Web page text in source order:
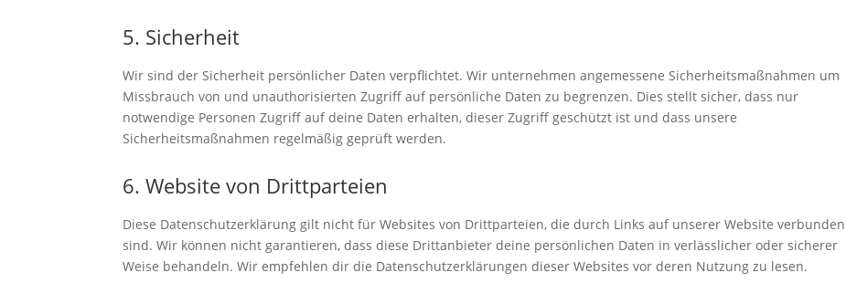
5. Sicherheit
Wir sind der Sicherheit persönlicher Daten verpflichtet. Wir unternehmen angemessene Sicherheitsmaßnahmen um
Missbrauch von und unauthorisierten Zugriff auf persönliche Daten zu begrenzen. Dies stellt sicher, dass nur
notwendige Personen Zugriff auf deine Daten erhalten, dieser Zugriff geschützt ist und dass unsere
Sicherheitsmaßnahmen regelmäßig geprüft werden.
6. Website von Drittparteien
Diese Datenschutzerklärung gilt nicht für Websites von Drittparteien, die durch Links auf unserer Website verbunden
sind. Wir können nicht garantieren, dass diese Drittanbieter deine persönlichen Daten in verlässlicher oder sicherer
Weise behandeln. Wir empfehlen dir die Datenschutzerklärungen dieser Websites vor deren Nutzung zu lesen.